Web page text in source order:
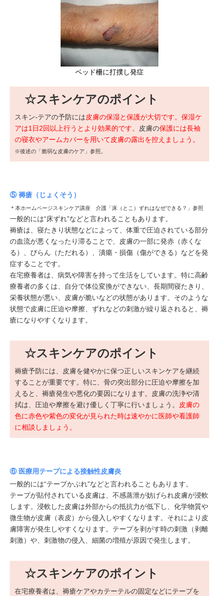
ベッド柵に打撲し発症
☆スキンケアのポイント
スキン-テアの予防には皮膚の保湿と保護が大切です。保湿ケ
アは1日2回以上行うとより効果的です。
皮膚の保護には長袖
の寝衣やアームカバーを用いて皮膚の露出を控えましょう。
※後述の「脆弱な皮膚のケア」参照。
⑤ 褥瘡（じょくそう）
＊本ホームページスキンケア講座 介護「床（とこ）ずれはなぜできる？」参照
一般的には“床ずれ”などと言われることもあります。
褥瘡は、寝たきり状態などによって、体重で圧迫されている部分
の血流が悪くなったり滞ることで、皮膚の一部に発赤（赤くな
る）、びらん（ただれる）、潰瘍・損傷（傷ができる）などを発
症することです。
在宅療養者は、病気や障害を持って生活をしています。特に高齢
療養者の多くは、自分で体位変換ができない、長期間寝たきり、
栄養状態が悪い、皮膚が脆いなどの状態があります。そのような
状態で皮膚に圧迫や摩擦、ずれなどの刺激が繰り返されると、褥
瘡になりやすくなります。
☆スキンケアのポイント
褥瘡予防には、皮膚を健やかに保つ正しいスキンケアを継続
することが重要です。特に、骨の突出部分に圧迫や摩擦を加
えると、褥瘡発生や悪化の要因になります。皮膚の洗浄や清
拭は、圧迫や摩擦を避け優しく丁寧に行いましょう。
皮膚の
色に赤色や紫色の変化が見られた時は速やかに医師や看護師
に相談しましょう。
⑥ 医療用テープによる接触性皮膚炎
一般的には“テープかぶれ”などと言われることもあります。
テープが貼付されている皮膚は、不感蒸泄が妨げられ皮膚が浸軟
します。浸軟した皮膚は外部からの抵抗力が低下し、化学物質や
微生物が皮膚（表皮）から侵入しやすくなります。それにより皮
膚障害が発生しやすくなります。テープを剥がす時の刺激（剥離
刺激）や、刺激物の侵入、細菌の増殖が原因で発生します。
☆スキンケアのポイント
在宅療養者は、褥瘡ケアやカテーテルの固定などにテープを